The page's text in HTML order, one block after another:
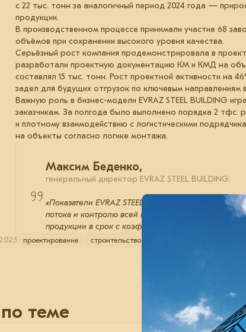
с 22 тыс. тонн за аналогичный период 2024 года —
продукции.
В производственном процессе принимали участие 68
объёмов при сохранении высокого уровня качества.
Серьёзный рост компания продемонстрировала в
разработали проектную документацию КМ и КМД на
составлял 15 тыс. тонн. Рост проектной активности на
задел для будущих отгрузок по ключевым направлениям
Важную роль в бизнес-модели EVRAZ STEEL BUILDING
заказчикам. За полгода было выполнено порядка 2 тфс.
и плотному взаимодействию с логистическими
на объекты согласно логике монтажа.
Максим Беденко,
генеральный директор EVRAZ STEEL BUILDING:
«Показатели EVRAZ STEEL BUILDING растут
потока и контролю всей цепочки создания
продукции в срок с коэффициентом готовности к
проектирование строительство
теме